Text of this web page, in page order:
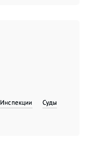
Инспекции Суды